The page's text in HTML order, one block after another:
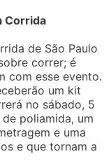
Corrida
de São Paulo
correr; é
com esse evento.
um kit
no sábado, 5
poliamida, um
e uma
e que tornam a